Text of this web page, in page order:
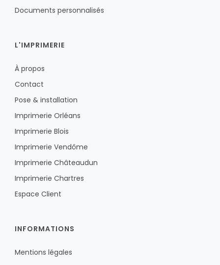
Documents personnalisés
L'IMPRIMERIE
À propos
Contact
Pose & installation
Imprimerie Orléans
Imprimerie Blois
Imprimerie Vendôme
Imprimerie Châteaudun
Imprimerie Chartres
Espace Client
INFORMATIONS
Mentions légales